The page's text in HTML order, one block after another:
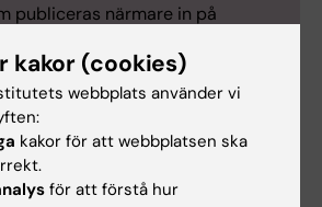
publiceras närmare in på
och kursanalys
kakor (cookies)
webbplats använder vi
kakor för att webbplatsen ska
för att förstå hur